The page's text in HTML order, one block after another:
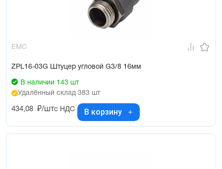
EMC
ZPL16-03G Штуцер угловой G3/8 16мм
В наличии 143 шт
Удалённый склад 383 шт
434,08 ₽/штс НДС В корзину